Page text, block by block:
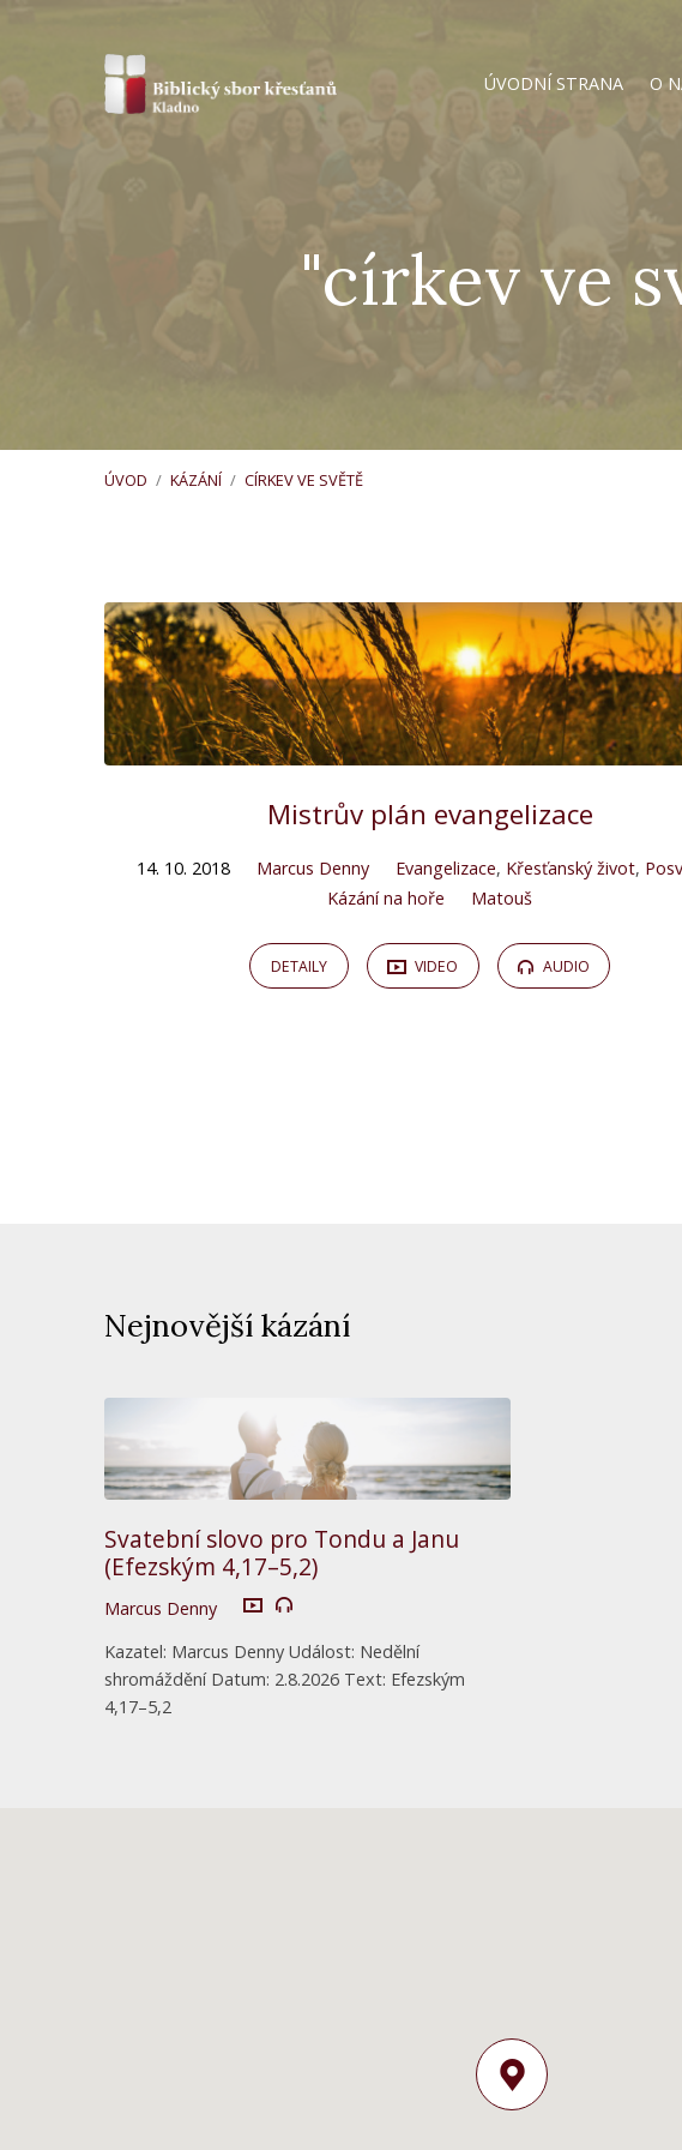
ÚVODNÍ STRANA O
"církev ve
ÚVOD / KÁZÁNÍ / CÍRKEV VE SVĚTĚ
"církev
ve
světě"
Tagged
Kázání
Mistrův plán evangelizace
14. 10. 2018 Marcus Denny Evangelizace, Křesťanský život,
Kázání na hoře
Matouš
DETAILY VIDEO AUDIO
Nejnovější kázání
Svatební slovo pro Tondu a Janu
(Efezským 4,17–5,2)
Marcus Denny
Kazatel: Marcus Denny Událost: Nedělní
shromáždění Datum: 2.8.2026 Text: Efezským
4,17–5,2